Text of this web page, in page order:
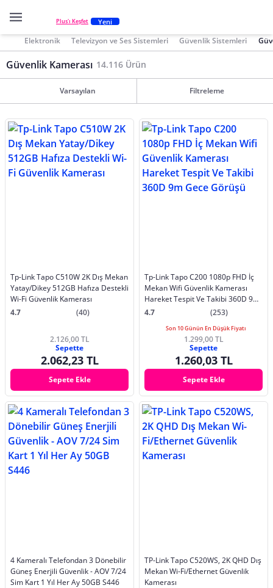
Plus'ı Keşfet Yeni
Elektronik Televizyon ve Ses Sistemleri Güvenlik Sistemleri
Güvenlik Kamerası 14.116 Ürün
Varsayılan Filtreleme
Tp-Link Tapo C510W 2K Dış Mekan
Yatay/Dikey 512GB Hafıza Destekli
Wi-Fi Güvenlik Kamerası
4.7
(40)
2.126,00 TL
Sepette
2.062,23 TL
Sepete Ekle
Tp-Link Tapo C200 1080p FHD İç
Mekan Wifi Güvenlik Kamerası
Hareket Tespit Ve Takibi 360D 9m
Gece Görüşü
4.7 (253)
Son 10 Günün En Düşük Fiyatı
1.299,00 TL
Sepette
1.260,03 TL
Sepete Ekle
4 Kameralı Telefondan 3 Dönebilir
Güneş Enerjili Güvenlik - AOV 7/24
Sim Kart 1 Yıl Her Ay 50GB S446
TP-Link Tapo C520WS, 2K QHD Dış
Mekan Wi-Fi/Ethernet Güvenlik
Kamerası